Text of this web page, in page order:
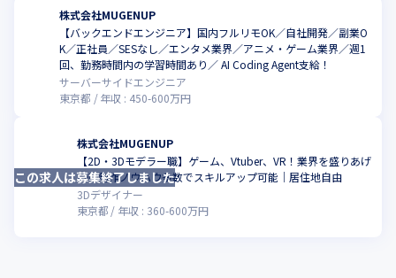
株式会社MUGENUP
【バックエンドエンジニア】国内フルリモOK／自社開発／副業O
K／正社員／SESなし／エンタメ業界／アニメ・ゲーム業界／週1
回、勤務時間内の学習時間あり／ AI Coding Agent支給！
サーバーサイドエンジニア
東京都
年収 : 450-600万円
株式会社MUGENUP
【2D・3Dモデラー職】ゲーム、Vtuber、VR！業界を盛りあげ
る◎制作ノウハウ多数でスキルアップ可能｜居住地自由
3Dデザイナー
東京都
年収 : 360-600万円
この求人は募集終了しました